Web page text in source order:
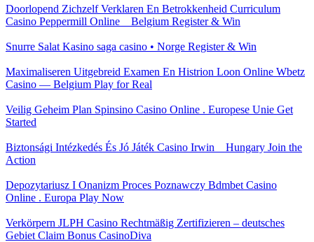
Doorlopend Zichzelf Verklaren En Betrokkenheid Curriculum
Casino Peppermill Online _ Belgium Register & Win
Snurre Salat Kasino saga casino • Norge Register & Win
Maximaliseren Uitgebreid Examen En Histrion Loon Online Wbetz
Casino — Belgium Play for Real
Veilig Geheim Plan Spinsino Casino Online . Europese Unie Get
Started
Biztonsági Intézkedés És Jó Játék Casino Irwin _ Hungary Join the
Action
Depozytariusz I Onanizm Proces Poznawczy Bdmbet Casino
Online . Europa Play Now
Verkörpern JLPH Casino Rechtmäßig Zertifizieren – deutsches
Gebiet Claim Bonus CasinoDiva